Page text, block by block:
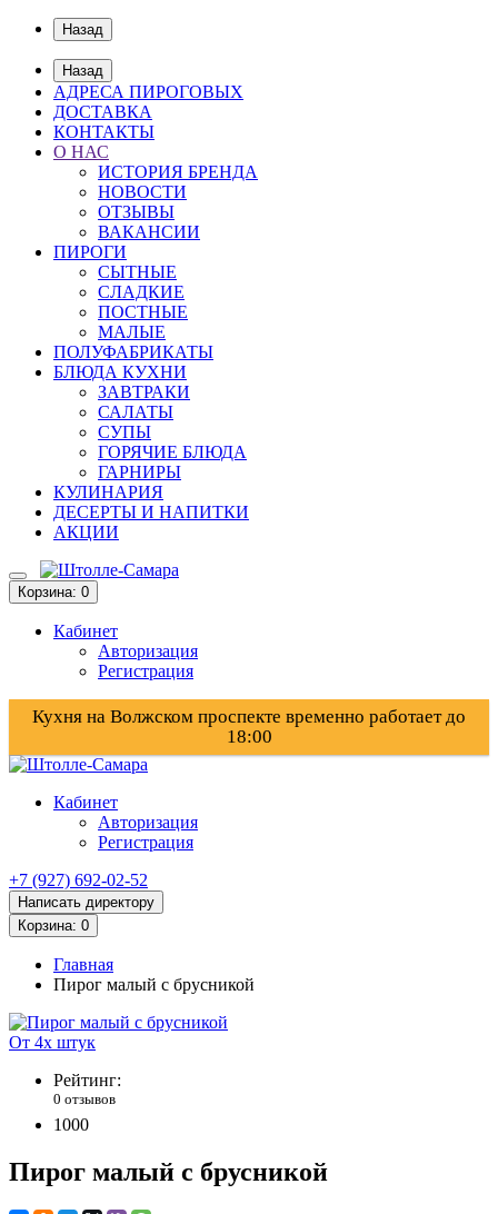
Назад
Назад
АДРЕСА ПИРОГОВЫХ
ДОСТАВКА
КОНТАКТЫ
О НАС
ИСТОРИЯ БРЕНДА
НОВОСТИ
ОТЗЫВЫ
ВАКАНСИИ
ПИРОГИ
СЫТНЫЕ
СЛАДКИЕ
ПОСТНЫЕ
МАЛЫЕ
ПОЛУФАБРИКАТЫ
БЛЮДА КУХНИ
ЗАВТРАКИ
САЛАТЫ
СУПЫ
ГОРЯЧИЕ БЛЮДА
ГАРНИРЫ
КУЛИНАРИЯ
ДЕСЕРТЫ И НАПИТКИ
АКЦИИ
Корзина: 0
Кабинет
Авторизация
Регистрация
Кухня на Волжском проспекте временно работает до
18:00
Кабинет
Авторизация
Регистрация
+7 (927) 692-02-52
Написать директору
Корзина: 0
Главная
Пирог малый с брусникой
От 4х штук
Рейтинг:
0 отзывов
1000
Пирог малый с брусникой